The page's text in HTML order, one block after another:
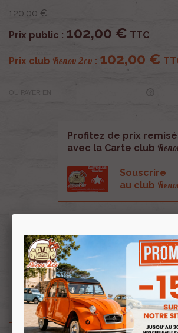
120,00 €
Prix public : 102,00 € TTC
Prix club Renov 2cv : 102,00 €
OU PAYER EN
Profitez de prix
avec la Carte club
Souscrire
au club
fixations.
Prévoir un kit de fixation pour pare
Méhari référence 003683.
Fabriqué et peint en France.